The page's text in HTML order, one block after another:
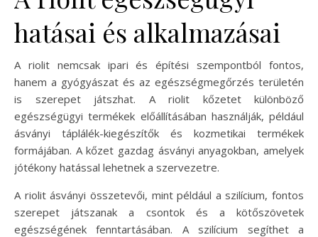
hatásai és alkalmazásai
A riolit nemcsak ipari és építési szempontból fontos,
hanem a gyógyászat és az egészségmegőrzés területén
is szerepet játszhat. A riolit kőzetet különböző
egészségügyi termékek előállításában használják, például
ásványi táplálék-kiegészítők és kozmetikai termékek
formájában. A kőzet gazdag ásványi anyagokban, amelyek
jótékony hatással lehetnek a szervezetre.
A riolit ásványi összetevői, mint például a szilícium, fontos
szerepet játszanak a csontok és a kötőszövetek
egészségének fenntartásában. A szilícium segíthet a